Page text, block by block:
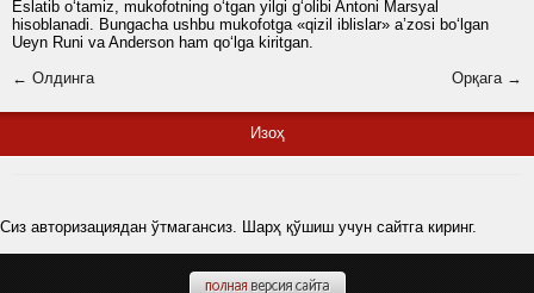
Eslatib o‘tamiz, mukofotning o‘tgan yilgi g‘olibi Antoni Marsyal
hisoblanadi. Bungacha ushbu mukofotga «qizil iblislar» a’zosi bo‘lgan
Ueyn Runi va Anderson ham qo‘lga kiritgan.
← Олдинга
Орқага →
Изоҳ
Сиз авторизациядан ўтмагансиз. Шарҳ қўшиш учун сайтга киринг.